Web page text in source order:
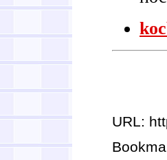
URL: